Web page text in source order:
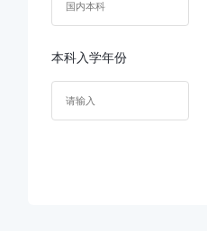
本科入学年份